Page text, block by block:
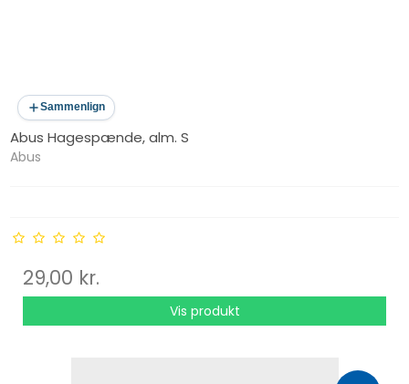
Sammenlign
Abus Hagespænde, alm. S
Abus
29,00 kr.
Vis produkt